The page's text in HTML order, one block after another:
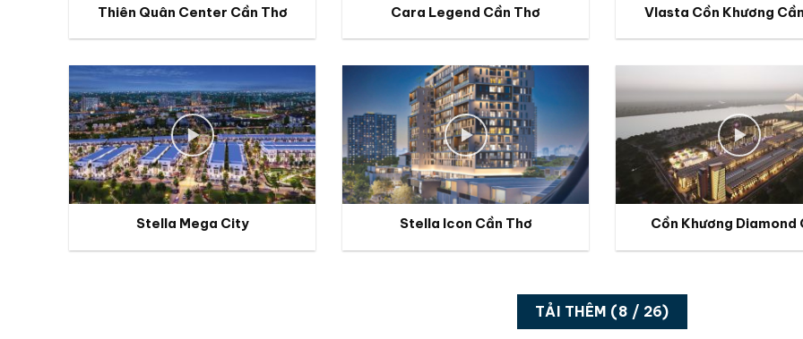
Thiên Quân Center Cần Thơ Cara Legend Cần Thơ Vlasta Cồn Khương
Stella Mega City Stella Icon Cần Thơ Cồn Khương Diamond
TẢI THÊM (8 / 26)